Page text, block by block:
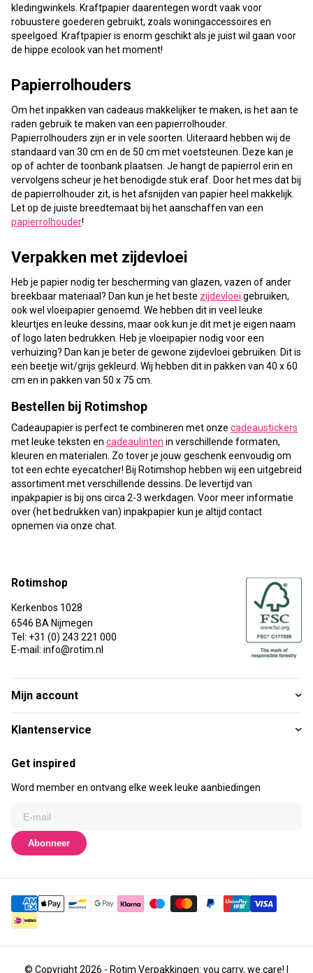
kledingwinkels. Kraftpapier daarentegen wordt vaak voor
robuustere goederen gebruikt, zoals woningaccessoires en
speelgoed. Kraftpapier is enorm geschikt als je juist wil gaan voor
de hippe ecolook van het moment!
Papierrolhouders
Om het inpakken van cadeaus makkelijker te maken, is het aan te
raden gebruik te maken van een papierrolhouder.
Papierrolhouders zijn er in vele soorten. Uiteraard hebben wij de
standaard van 30 cm en de 50 cm met voetsteunen. Deze kan je
op of achter de toonbank plaatsen. Je hangt de papierrol erin en
vervolgens scheur je het benodigde stuk eraf. Door het mes dat bij
de papierrolhouder zit, is het afsnijden van papier heel makkelijk.
Let op de juiste breedtemaat bij het aanschaffen van een
papierrolhouder!
Verpakken met zijdevloei
Heb je papier nodig ter bescherming van glazen, vazen of ander
breekbaar materiaal? Dan kun je het beste zijdevloei gebruiken,
ook wel vloeipapier genoemd. We hebben dit in veel leuke
kleurtjes en leuke dessins, maar ook kun je dit met je eigen naam
of logo laten bedrukken. Heb je vloeipapier nodig voor een
verhuizing? Dan kan je beter de gewone zijdevloei gebruiken. Dit is
een beetje wit/grijs gekleurd. Wij hebben dit in pakken van 40 x 60
cm en in pakken van 50 x 75 cm
Bestellen bij Rotimshop
Cadeaupapier is perfect te combineren met onze cadeaustickers
met leuke teksten en cadeaulinten in verschillende formaten,
kleuren en materialen. Zo tover je jouw geschenk eenvoudig om
tot een echte eyecatcher! Bij Rotimshop hebben wij een uitgebreid
assortiment met verschillende dessins. De levertijd van
inpakpapier is bij ons circa 2-3 werkdagen. Voor meer informatie
over (het bedrukken van) inpakpapier kun je altijd contact
opnemen via onze chat.
Rotimshop
Kerkenbos 1028
6546 BA Nijmegen
Tel: +31 (0) 243 221 000
E-mail: info@rotim.nl
Mijn account
Klantenservice
Get inspired
Word member en ontvang elke week leuke aanbiedingen
Abonneer
© Copyright 2026 - Rotim Verpakkingen: you carry, we care! |